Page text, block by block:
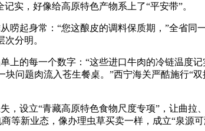
实，好像给高原特色产物系上了“平安带”。
起身常：“您这酿皮的调料保质期，”全省同
分明。
的每一个数字：“这些进口牛肉的冷链温度记
问题肉流入苍生餐桌。”西宁海关严酷施行“
设立“青藏高原特色食物尺度专项”，让曲拉
新业态，像办理虫草买卖一样，成立“泉源可